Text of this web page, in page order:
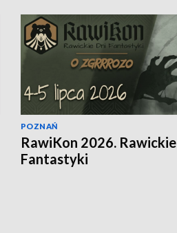
POZNAŃ
RawiKon 2026.
Fantastyki